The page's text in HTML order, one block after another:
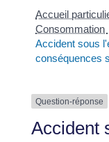
Accueil
Consommation
Accident sous
conséquences
Question-réponse
Accident